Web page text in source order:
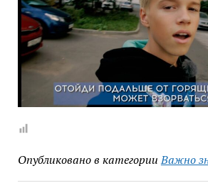
Опубликовано в категории Важно